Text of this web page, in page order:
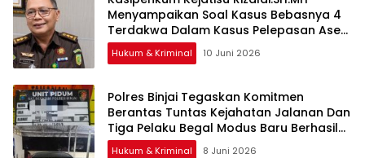
Menyampaikan Soal Kasus Bebasnya 4
Terdakwa Dalam Kasus Pelepasan Aset
Perkebunan PTPN ll JPU, Akan Banding
Hukum & Kriminal 10 Juni 2026
Polres Binjai Tegaskan Komitmen
Berantas Tuntas Kejahatan Jalanan Dan
Tiga Pelaku Begal Modus Baru Berhasil
Diringkus Tim Cobra
Hukum & Kriminal 8 Juni 2026